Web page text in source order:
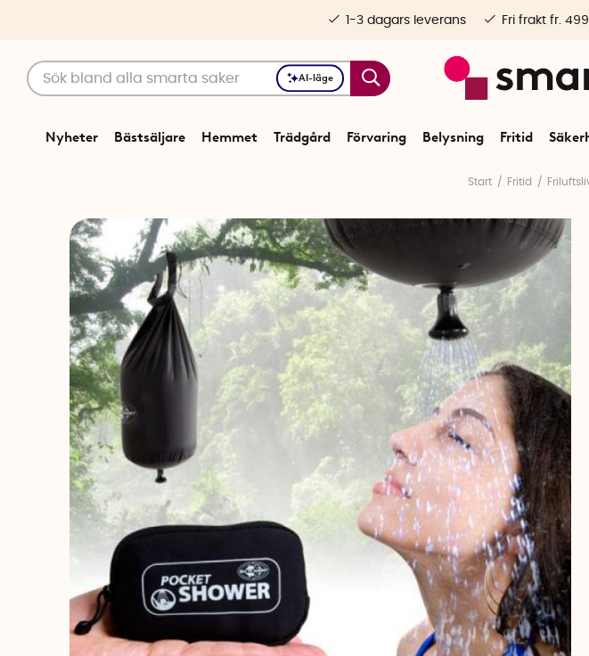
AI-läge
Nyheter Bästsäljare Hemmet Trädgård Förvaring Belysning Fritid
1-3 dagars leverans Fri frakt fr.
Start Fritid